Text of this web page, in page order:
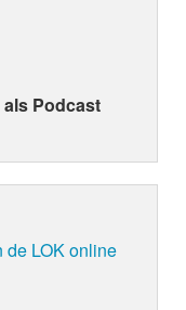
Podcast
de LOK online